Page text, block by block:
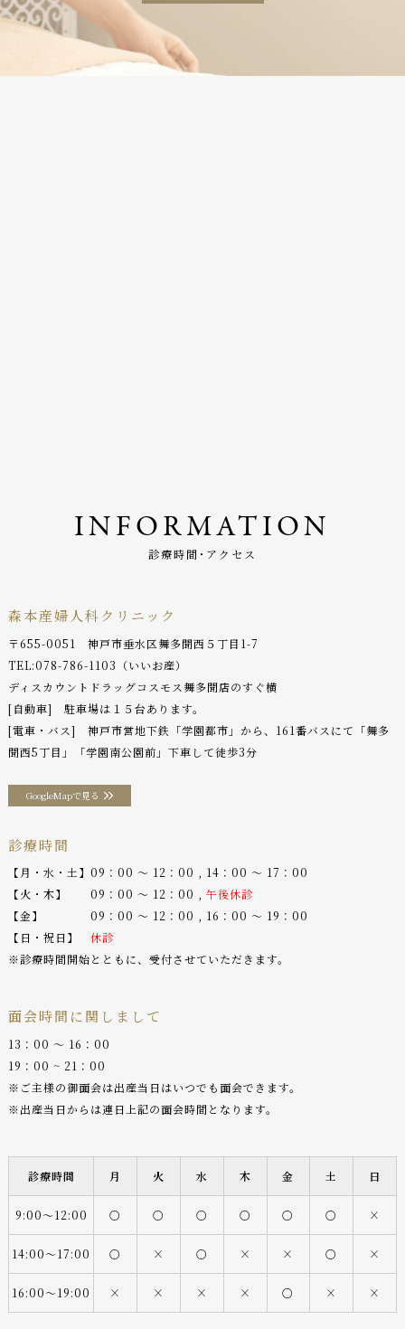
INFORMATION
診療時間･アクセス
森本産婦人科クリニック
〒655-0051 神戸市垂水区舞多聞西５丁目1-7
TEL:078-786-1103 （いいお産）
ディスカウントドラッグコスモス舞多聞店のすぐ横
[自動車] 駐車場は１５台あります。
[電車・バス] 神戸市営地下鉄「学園都市」から、161番バスにて「舞多
聞西5丁目」「学園南公園前」下車して徒歩3分
GoogleMapで見る
診療時間
【月・水・土】09：00 〜 12：00 , 14：00 〜 17：00
【火・木】 09：00 〜 12：00 , 午後休診
【金】 09：00 〜 12：00 , 16：00 〜 19：00
【日・祝日】 休診
※診療時間開始とともに、受付させていただきます。
面会時間に関しまして
13：00 〜 16：00
19：00 ~ 21：00
※ご主様の御面会は出産当日はいつでも面会できます。
※出産当日からは連日上記の面会時間となります。
診療時間 月 火 水 木 金 土 日
9:00〜12:00 ○ ○ ○ ○ ○ ○ ×
14:00〜17:00 ○ × ○ × × ○ ×
16:00〜19:00 × × × × ○ × ×